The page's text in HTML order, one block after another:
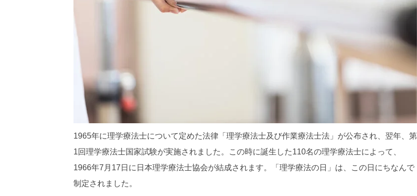
1965年に理学療法士について定めた法律「理学療法士及び作業療法士法」が公布され、翌年、第
1回理学療法士国家試験が実施されました。この時に誕生した110名の理学療法士によって、
1966年7月17日に日本理学療法士協会が結成されます。「理学療法の日」は、この日にちなんで
制定されました。